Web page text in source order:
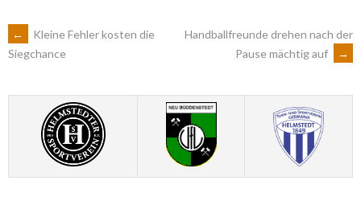
ARTIKEL-
NAVIGATION
←
Kleine Fehler kosten die
Siegchance
Handballfreunde drehen nach der
Pause mächtig auf
→